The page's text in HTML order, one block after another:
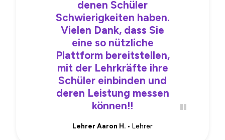
denen Schüler
Schwierigkeiten haben.
Vielen Dank, dass Sie
eine so nützliche
Plattform bereitstellen,
mit der Lehrkräfte ihre
Schüler einbinden und
deren Leistung messen
können!!
Lehrer Aaron H. • Lehrer